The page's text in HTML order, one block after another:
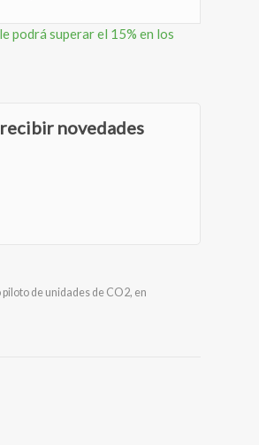
podrá superar el 15% en los
novedades
de unidades de CO2, en